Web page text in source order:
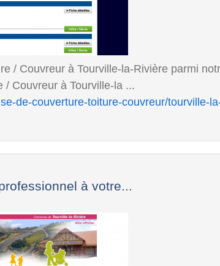
/ Couvreur à Tourville-la-Rivière parmi
Couvreur à Tourville-la ...
de-couverture-toiture-couvreur/tourville-
à votre...